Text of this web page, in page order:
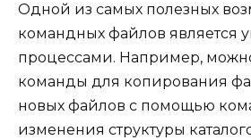
Одной из самых полезных
командных файлов является
процессами. Например,
команды для копирования
новых файлов с помощью
изменения структуры